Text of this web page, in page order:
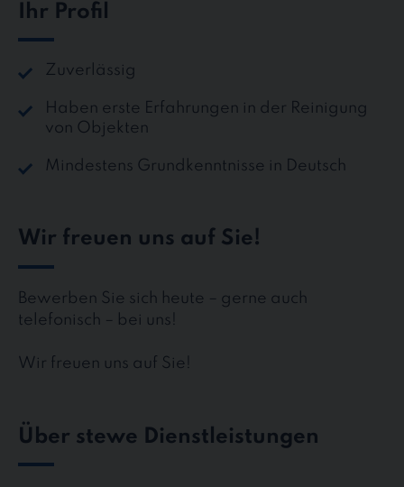
Ihr Profil
Zuverlässig
Haben erste Erfahrungen in der Reinigung
von Objekten
Mindestens Grundkenntnisse in Deutsch
Wir freuen uns auf Sie!
Bewerben Sie sich heute – gerne auch
telefonisch – bei uns!
Wir freuen uns auf Sie!
Über stewe Dienstleistungen